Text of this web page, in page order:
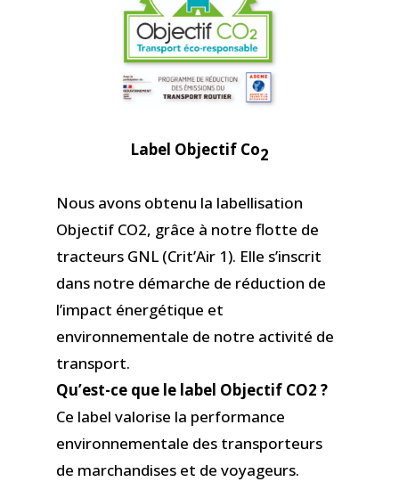
Label Objectif Co2
Nous avons obtenu la labellisation
Objectif CO2, grâce à notre flotte de
tracteurs GNL (Crit’Air 1). Elle s’inscrit
dans notre démarche de réduction de
l’impact énergétique et
environnementale de notre activité de
transport.
Qu’est-ce que le label Objectif CO2 ?
Ce label valorise la performance
environnementale des transporteurs
de marchandises et de voyageurs.